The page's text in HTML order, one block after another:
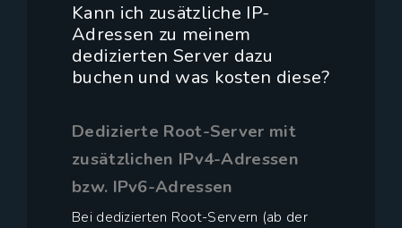
Kann ich zusätzliche IP-
Adressen zu meinem
dedizierten Server dazu
buchen und was kosten diese?
Dedizierte Root-Server mit
zusätzlichen IPv4-Adressen
bzw. IPv6-Adressen
Bei dedizierten Root-Servern (ab der